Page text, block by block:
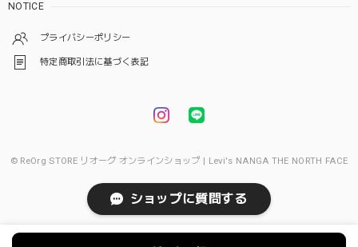
NOTICE
プライバシーポリシー
特定商取引法に基づく表記
© ReOrg STORE リオーグ オンラインショップ | Levi's NANGA THE NORTH FACE
ショップに質問する